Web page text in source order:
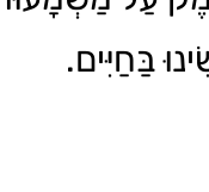
בַּחַיִּים.